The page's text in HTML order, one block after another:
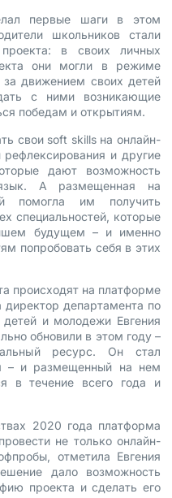
первые шаги в этом
школьников стали
в своих личных
они могли в режиме
движением своих детей
с ними возникающие
победам и открытиям.
свои soft skills на онлайн-
и другие
дают возможность
А размещенная на
помогла им получить
специальностей, которые
будущем – и именно
попробовать себя в этих
происходят на платформе
департамента по
детей и молодежи Евгения
обновили в этом году –
ресурс. Он стал
– и размещенный на нем
в течение всего года и
2020 года платформа
не только онлайн-
отметила Евгения
дало возможность
проекта и сделать его